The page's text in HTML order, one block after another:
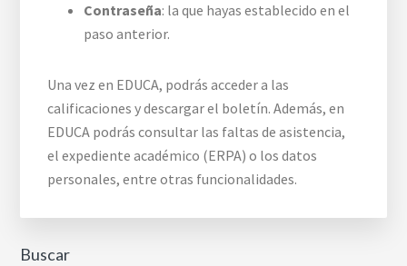
Contraseña: la que hayas establecido en el
paso anterior.
Una vez en EDUCA, podrás acceder a las
calificaciones y descargar el boletín. Además, en
EDUCA podrás consultar las faltas de asistencia,
el expediente académico (ERPA) o los datos
personales, entre otras funcionalidades.
Buscar